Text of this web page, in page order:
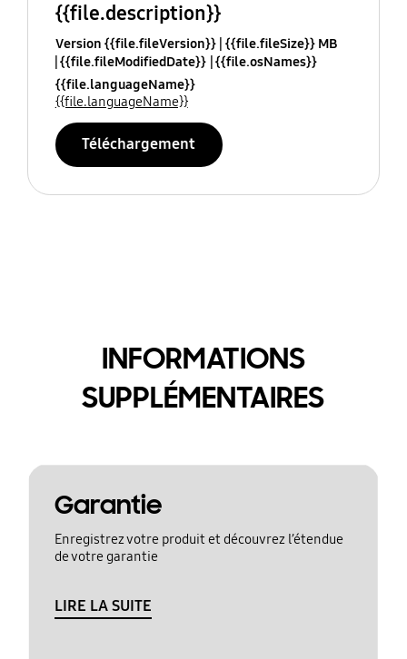
{{file.description}}
Version {{file.fileVersion}} {{file.fileSize}} MB
{{file.fileModifiedDate}} {{file.osNames}}
{{file.languageName}}
{{file.languageName}}
Téléchargement
INFORMATIONS
SUPPLÉMENTAIRES
Garantie
Enregistrez votre produit et découvrez l’étendue
de votre garantie
LIRE LA SUITE